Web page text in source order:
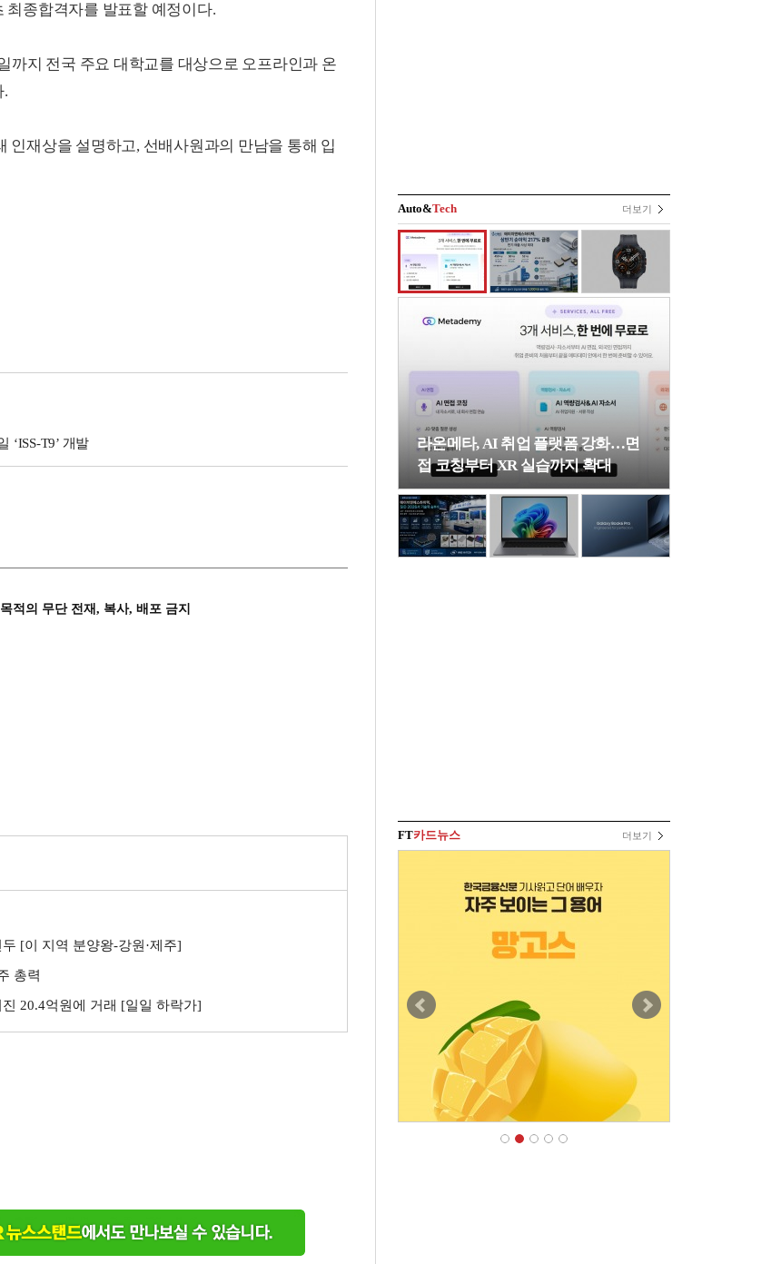
최종합격자를 발표할 예정이다.
까지 전국 주요 대학교를 대상으로 오프라인과 온
.
인재상을 설명하고, 선배사원과의 만남을 통해 입
‘ISS-T9’ 개발
적의 무단 전재, 복사, 배포 금지
[이 지역 분양왕-강원·제주]
총력
20.4억원에 거래 [일일 하락가]
Auto&Tech 더보기
라온메타, AI 취업 플랫폼 강화…면
접 코칭부터 XR 실습까지 확대
FT카드뉴스 더보기